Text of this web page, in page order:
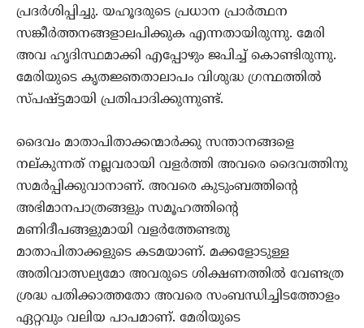
പ്രദര്‍ശിപ്പിച്ചു. യഹൂദരുടെ പ്രധാന പ്രാര്‍ത്ഥന
സങ്കീര്‍ത്തനങ്ങളാലപിക്കുക എന്നതായിരുന്നു. മേരി
അവ ഹൃദിസ്ഥമാക്കി എപ്പോഴും ജപിച്ച് കൊണ്ടിരുന്നു.
മേരിയുടെ കൃതജ്ഞതാലാപം വിശുദ്ധ ഗ്രന്ഥത്തില്‍
സ്പഷ്ട്ടമായി പ്രതിപാദിക്കുന്നുണ്ട്.
ദൈവം മാതാപിതാക്കന്മാര്‍ക്കു സന്താനങ്ങളെ
നല്കുന്നത് നല്ലവരായി വളര്‍ത്തി അവരെ ദൈവത്തിനു
സമര്‍പ്പിക്കുവാനാണ്. അവരെ കുടുംബത്തിന്റെ
അഭിമാനപാത്രങ്ങളും സമൂഹത്തിന്റെ
മണിദീപങ്ങളുമായി വളര്‍ത്തേണ്ടതു
മാതാപിതാക്കളുടെ കടമയാണ്. മക്കളോടുള്ള
അതിവാത്സല്യമോ അവരുടെ ശിക്ഷണത്തില്‍ വേണ്ടത്ര
ശ്രദ്ധ പതിക്കാത്തതോ അവരെ സംബന്ധിച്ചിടത്തോളം
ഏറ്റവും വലിയ പാപമാണ്. മേരിയുടെ